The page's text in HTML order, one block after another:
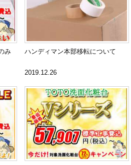
み
ハンディマン本部移転について
2019.12.26